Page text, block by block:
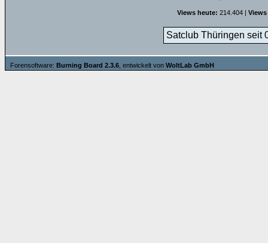
Views heute: 214.404 |
Satclub Thüringen seit
Forensoftware: Burning Board 2.3.6 , entwickelt von WoltLab GmbH